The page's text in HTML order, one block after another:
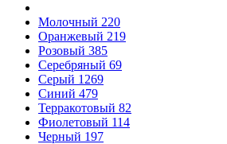
Молочный 220
Оранжевый 219
Розовый 385
Серебряный 69
Серый 1269
Синий 479
Терракотовый 82
Фиолетовый 114
Черный 197